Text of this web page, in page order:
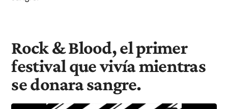
Rock & Blood, el primer
festival que vivía mientras
se donara sangre.